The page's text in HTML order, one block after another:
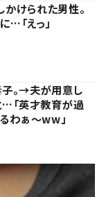
けられた男性。
…「えっ」
。→夫が用意し
「英才教育が過
わぁ～ww」